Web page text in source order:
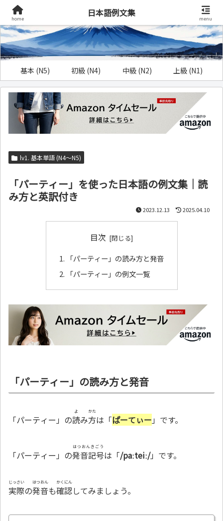
基本 (N5) 初級 (N4) 中級 (N2) 上級 (N1)
lv1. 基本単語 (N4～N5)
「パーティー」を使った日本語の例文集｜読
み方と英訳付き
2023.12.13 2025.04.10
目次
「パーティー」の読み方と発音
「パーティー」の例文一覧
「パーティー」の読み方と発音
「パーティー」の読
よ
み方
かた
は「ぱーてぃー 」です。
「パーティー」の発音記号
はつおんきごう
は「/paːteiː/」です。
実際
じっさい
の発音
はつおん
も確認
かくにん
してみましょう。
home
日本語例文集
menu